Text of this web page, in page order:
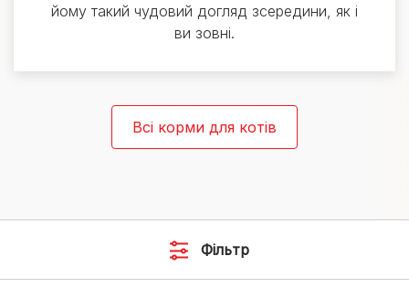
йому такий чудовий догляд зсередини, як і
ви зовні.
Всі корми для котів
Фільтр